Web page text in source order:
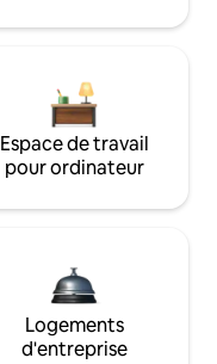
Espace de travail
pour ordinateur
Logements
d'entreprise